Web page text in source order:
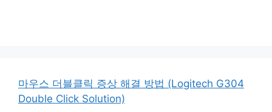
마우스 더블클릭 증상 해결 방법 (Logitech G304
Double Click Solution)